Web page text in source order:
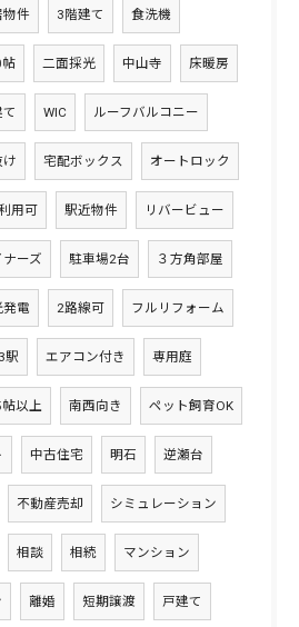
物件 3階建て 食洗機
帖 二面採光 中山寺 床暖房
WIC ルーフバルコニー
け 宅配ボックス オートロック
用可 駅近物件 リバービュー
ーズ 駐車場2台 ３方角部屋
発電 2路線可 フルリフォーム
駅 エアコン付き 専用庭
以上 南西向き ペット飼育OK
中古住宅 明石 逆瀬台
不動産売却 シミュレーション
相談 相続 マンション
離婚 短期譲渡 戸建て